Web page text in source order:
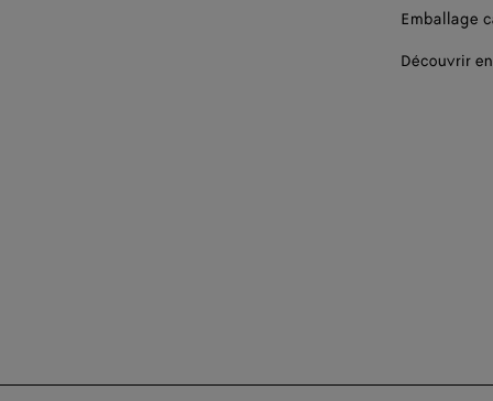
Emballage
Découvrir